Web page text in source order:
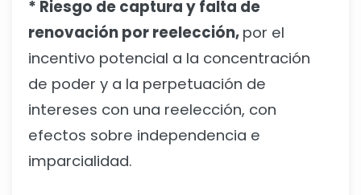
* Riesgo de captura y falta de
renovación por reelección, por el
incentivo potencial a la concentración
de poder y a la perpetuación de
intereses con una reelección, con
efectos sobre independencia e
imparcialidad.